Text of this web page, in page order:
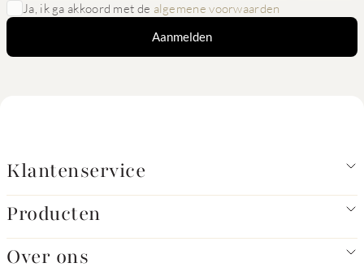
Ja, ik ga akkoord met de algemene voorwaarden
Aanmelden
Klantenservice
Producten
Over ons